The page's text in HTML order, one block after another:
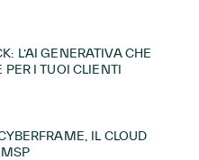
L’AI GENERATIVA CHE
PER I TUOI CLIENTI
IL CLOUD
MSP